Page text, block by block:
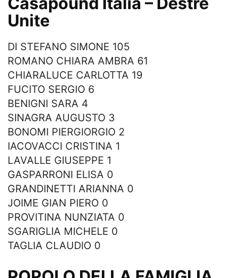
Unite
DI STEFANO SIMONE 105
ROMANO CHIARA AMBRA 61
CHIARALUCE CARLOTTA 19
FUCITO SERGIO 6
BENIGNI SARA 4
SINAGRA AUGUSTO 3
BONOMI PIERGIORGIO 2
IACOVACCI CRISTINA 1
LAVALLE GIUSEPPE 1
GASPARRONI ELISA 0
GRANDINETTI ARIANNA 0
JOIME GIAN PIERO 0
PROVITINA NUNZIATA 0
SGARIGLIA MICHELE 0
TAGLIA CLAUDIO 0